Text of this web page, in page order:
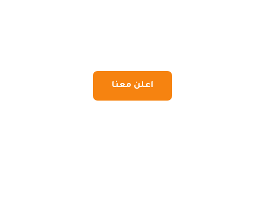
اعلن معنا